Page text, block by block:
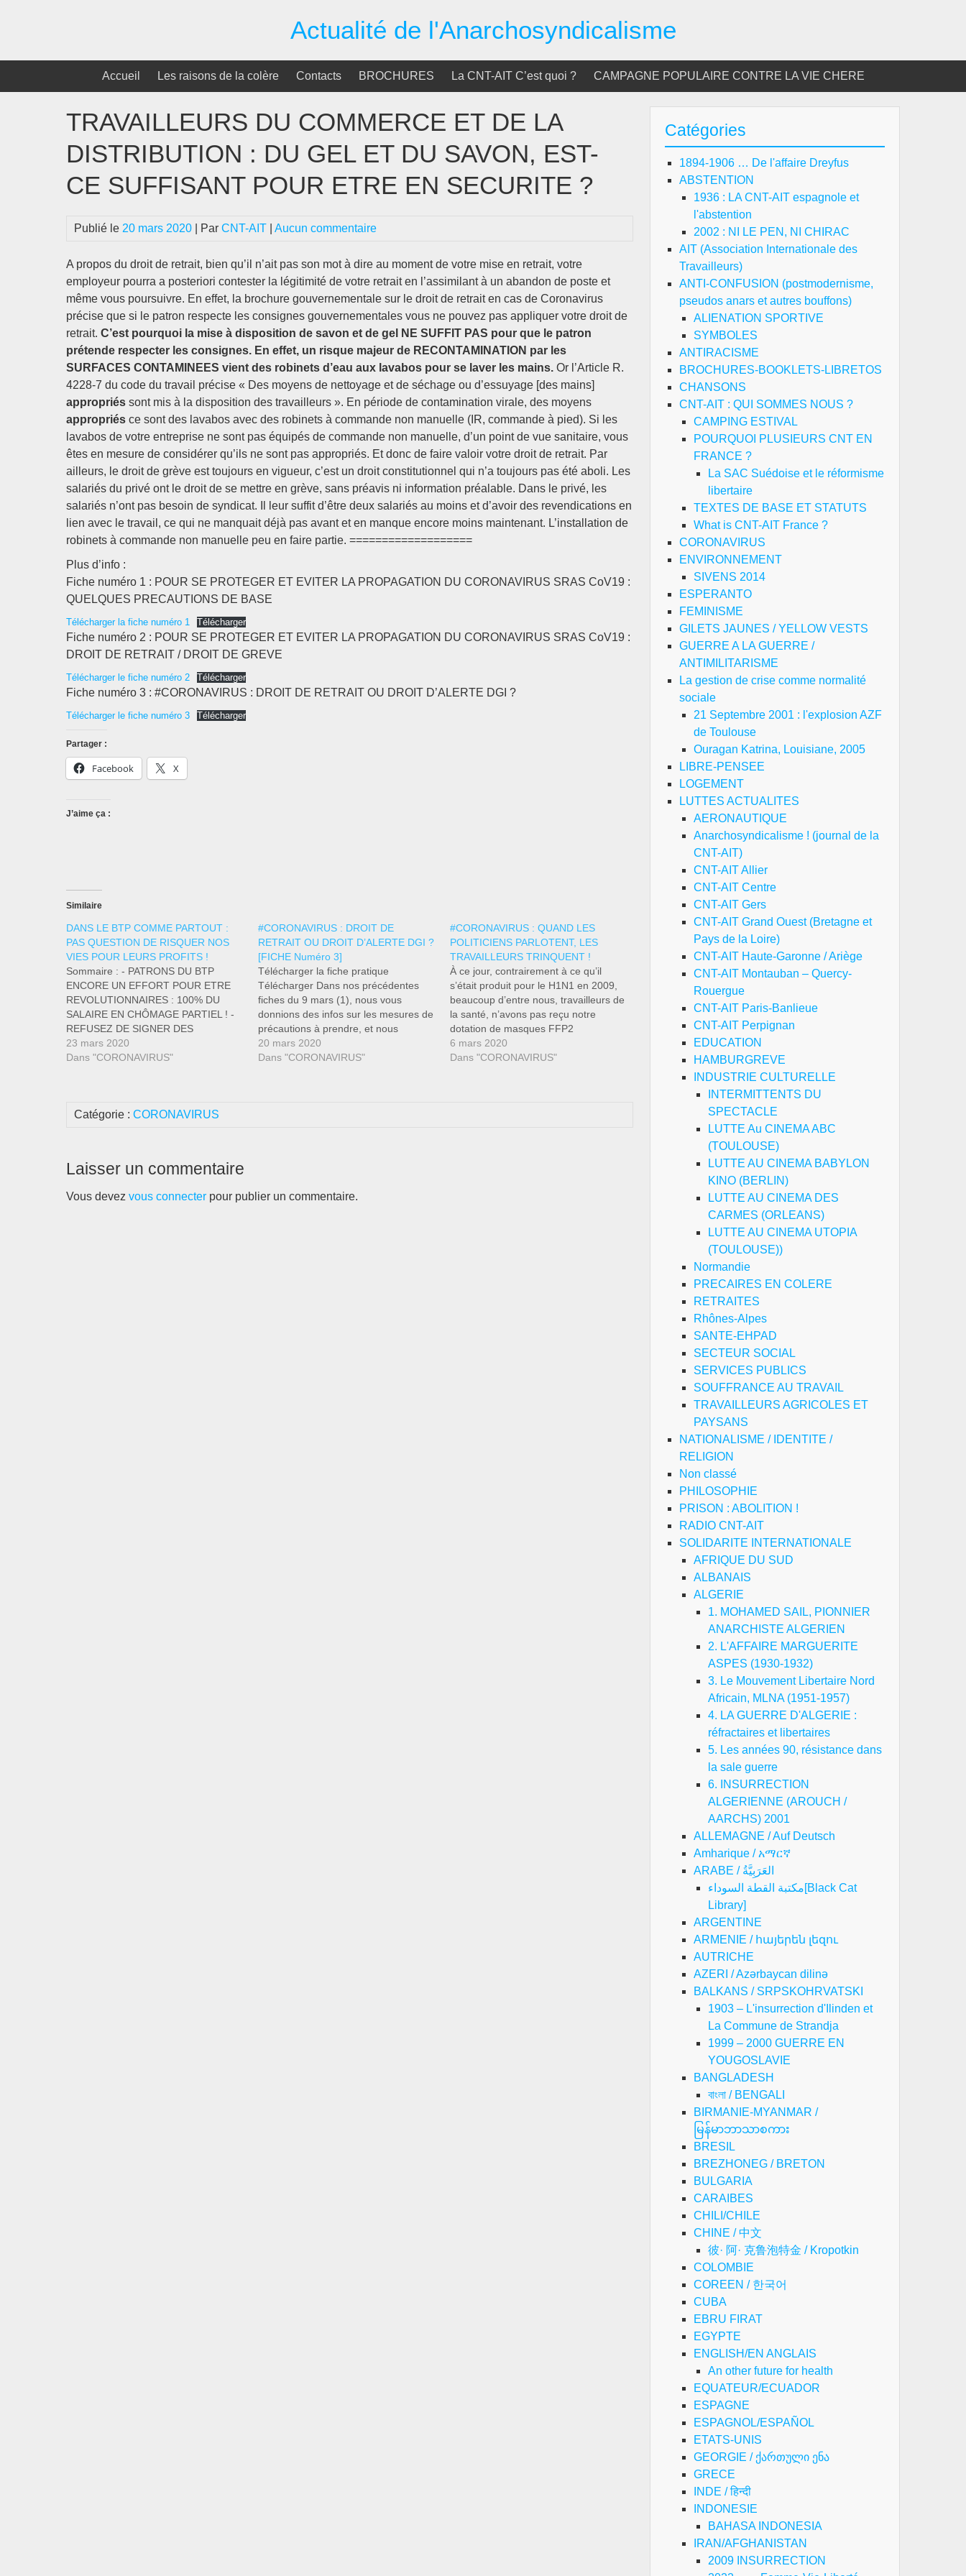
Actualité de l'Anarchosyndicalisme
Accueil Les raisons de la colère Contacts BROCHURES La CNT-AIT C’est quoi ? CAMPAGNE POPULAIRE CONTRE LA VIE CHERE
TRAVAILLEURS DU COMMERCE ET DE LA
DISTRIBUTION : DU GEL ET DU SAVON, EST-
CE SUFFISANT POUR ETRE EN SECURITE ?
Publié le 20 mars 2020 | Par CNT-AIT Aucun commentaire
A propos du droit de retrait, bien qu’il n’ait pas son mot à dire au moment de votre mise en retrait, votre
employeur pourra a posteriori contester la légitimité de votre retrait en l’assimilant à un abandon de poste et
même vous poursuivre. En effet, la brochure gouvernementale sur le droit de retrait en cas de Coronavirus
précise que si le patron respecte les consignes gouvernementales vous ne pouvez pas appliquer votre droit de
retrait. C’est pourquoi la mise à disposition de savon et de gel NE SUFFIT PAS pour que le patron
prétende respecter les consignes. En effet, un risque majeur de RECONTAMINATION par les
SURFACES CONTAMINEES vient des robinets d’eau aux lavabos pour se laver les mains. Or l’Article R.
4228-7 du code du travail précise « Des moyens de nettoyage et de séchage ou d’essuyage [des mains]
appropriés sont mis à la disposition des travailleurs ». En période de contamination virale, des moyens
appropriés ce sont des lavabos avec des robinets à commande non manuelle (IR, commande à pied). Si les
lavabos de votre entreprise ne sont pas équipés de commande non manuelle, d’un point de vue sanitaire, vous
êtes en mesure de considérer qu’ils ne sont pas appropriés. Et donc de faire valoir votre droit de retrait. Par
ailleurs, le droit de grève est toujours en vigueur, c’est un droit constitutionnel qui n’a toujours pas été aboli. Les
salariés du privé ont le droit de se mettre en grève, sans préavis ni information préalable. Dans le privé, les
salariés n’ont pas besoin de syndicat. Il leur suffit d’être deux salariés au moins et d’avoir des revendications en
lien avec le travail, ce qui ne manquait déjà pas avant et en manque encore moins maintenant. L’installation de
robinets à commande non manuelle peu en faire partie. ===================
Plus d’info :
Fiche numéro 1 : POUR SE PROTEGER ET EVITER LA PROPAGATION DU CORONAVIRUS SRAS CoV19 :
QUELQUES PRECAUTIONS DE BASE
Télécharger la fiche numéro 1 Télécharger
Fiche numéro 2 : POUR SE PROTEGER ET EVITER LA PROPAGATION DU CORONAVIRUS SRAS CoV19 :
DROIT DE RETRAIT / DROIT DE GREVE
Télécharger le fiche numéro 2 Télécharger
Fiche numéro 3 : #CORONAVIRUS : DROIT DE RETRAIT OU DROIT D’ALERTE DGI ?
Télécharger le fiche numéro 3 Télécharger
Partager :
Facebook X
J’aime ça :
Similaire
DANS LE BTP COMME PARTOUT :
PAS QUESTION DE RISQUER NOS
VIES POUR LEURS PROFITS !
Sommaire : - PATRONS DU BTP
ENCORE UN EFFORT POUR ETRE
REVOLUTIONNAIRES : 100% DU
SALAIRE EN CHÔMAGE PARTIEL ! -
REFUSEZ DE SIGNER DES
DECHARGES DE RESPONSABILITES
ILLEGALES ! - LE PATRON N’A PAS
à…
23 mars 2020
Dans "CORONAVIRUS"
#CORONAVIRUS : DROIT DE
RETRAIT OU DROIT D’ALERTE DGI ?
[FICHE Numéro 3]
Télécharger la fiche pratique
Télécharger Dans nos précédentes
fiches du 9 mars (1), nous vous
donnions des infos sur les mesures de
précautions à prendre, et nous
appelions au droit de retrait généralisé
voire au droit de grève. Il a fallu plus
20 mars 2020
Dans "CORONAVIRUS"
#CORONAVIRUS : QUAND LES
POLITICIENS PARLOTENT, LES
TRAVAILLEURS TRINQUENT !
À ce jour, contrairement à ce qu’il
s’était produit pour le H1N1 en 2009,
beaucoup d’entre nous, travailleurs de
la santé, n’avons pas reçu notre
dotation de masques FFP2
nécessaires pour soigner les patients.
Alors que l’État disposait de deux mois
6 mars 2020
Dans "CORONAVIRUS"
Catégorie : CORONAVIRUS
Laisser un commentaire
Vous devez vous connecter pour publier un commentaire.
Catégories
1894-1906 … De l'affaire Dreyfus
ABSTENTION
1936 : LA CNT-AIT espagnole et
l'abstention
2002 : NI LE PEN, NI CHIRAC
AIT (Association Internationale des
Travailleurs)
ANTI-CONFUSION (postmodernisme,
pseudos anars et autres bouffons)
ALIENATION SPORTIVE
SYMBOLES
ANTIRACISME
BROCHURES-BOOKLETS-LIBRETOS
CHANSONS
CNT-AIT : QUI SOMMES NOUS ?
CAMPING ESTIVAL
POURQUOI PLUSIEURS CNT EN
FRANCE ?
La SAC Suédoise et le réformisme
libertaire
TEXTES DE BASE ET STATUTS
What is CNT-AIT France ?
CORONAVIRUS
ENVIRONNEMENT
SIVENS 2014
ESPERANTO
FEMINISME
GILETS JAUNES / YELLOW VESTS
GUERRE A LA GUERRE /
ANTIMILITARISME
La gestion de crise comme normalité
sociale
21 Septembre 2001 : l'explosion AZF
de Toulouse
Ouragan Katrina, Louisiane, 2005
LIBRE-PENSEE
LOGEMENT
LUTTES ACTUALITES
AERONAUTIQUE
Anarchosyndicalisme ! (journal de la
CNT-AIT)
CNT-AIT Allier
CNT-AIT Centre
CNT-AIT Gers
CNT-AIT Grand Ouest (Bretagne et
Pays de la Loire)
CNT-AIT Haute-Garonne / Ariège
CNT-AIT Montauban – Quercy-
Rouergue
CNT-AIT Paris-Banlieue
CNT-AIT Perpignan
EDUCATION
HAMBURGREVE
INDUSTRIE CULTURELLE
INTERMITTENTS DU
SPECTACLE
LUTTE Au CINEMA ABC
(TOULOUSE)
LUTTE AU CINEMA BABYLON
KINO (BERLIN)
LUTTE AU CINEMA DES
CARMES (ORLEANS)
LUTTE AU CINEMA UTOPIA
(TOULOUSE))
Normandie
PRECAIRES EN COLERE
RETRAITES
Rhônes-Alpes
SANTE-EHPAD
SECTEUR SOCIAL
SERVICES PUBLICS
SOUFFRANCE AU TRAVAIL
TRAVAILLEURS AGRICOLES ET
PAYSANS
NATIONALISME / IDENTITE /
RELIGION
Non classé
PHILOSOPHIE
PRISON : ABOLITION !
RADIO CNT-AIT
SOLIDARITE INTERNATIONALE
AFRIQUE DU SUD
ALBANAIS
ALGERIE
1. MOHAMED SAIL, PIONNIER
ANARCHISTE ALGERIEN
2. L'AFFAIRE MARGUERITE
ASPES (1930-1932)
3. Le Mouvement Libertaire Nord
Africain, MLNA (1951-1957)
4. LA GUERRE D'ALGERIE :
réfractaires et libertaires
5. Les années 90, résistance dans
la sale guerre
6. INSURRECTION
ALGERIENNE (AROUCH /
AARCHS) 2001
ALLEMAGNE / Auf Deutsch
Amharique / አማርኛ
ARABE / العَرَبِيَّةُ
مكتبة القطة السوداء[Black Cat
Library]
ARGENTINE
ARMENIE / հայերեն լեզու
AUTRICHE
AZERI / Azərbaycan dilinə
BALKANS / SRPSKOHRVATSKI
1903 – L'insurrection d'Ilinden et
La Commune de Strandja
1999 – 2000 GUERRE EN
YOUGOSLAVIE
BANGLADESH
বাংলা / BENGALI
BIRMANIE-MYANMAR /
မြန်မာဘာသာစကား
BRESIL
BREZHONEG / BRETON
BULGARIA
CARAIBES
CHILI/CHILE
CHINE / 中文
彼· 阿· 克鲁泡特金 / Kropotkin
COLOMBIE
COREEN / 한국어
CUBA
EBRU FIRAT
EGYPTE
ENGLISH/EN ANGLAIS
An other future for health
EQUATEUR/ECUADOR
ESPAGNE
ESPAGNOL/ESPAÑOL
ETATS-UNIS
GEORGIE / ქართული ენა
GRECE
INDE / हिन्दी
INDONESIE
BAHASA INDONESIA
IRAN/AFGHANISTAN
2009 INSURRECTION